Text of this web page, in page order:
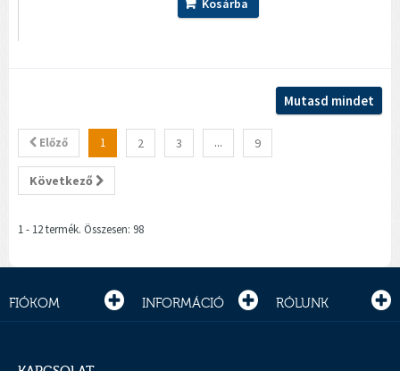
Mutasd mindet
Előző 1 2 3 ... 9
Következő
1 - 12 termék. Összesen: 98
FIÓKOM INFORMÁCIÓ RÓLUNK